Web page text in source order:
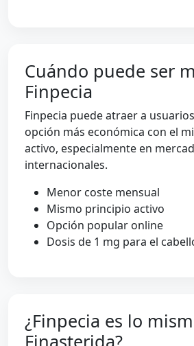
Cuándo puede ser
Finpecia
Finpecia puede atraer a
opción más económica con el
activo, especialmente en
internacionales.
Menor coste mensual
Mismo principio activo
Opción popular online
Dosis de 1 mg para el
¿Finpecia es lo
Finasterida?